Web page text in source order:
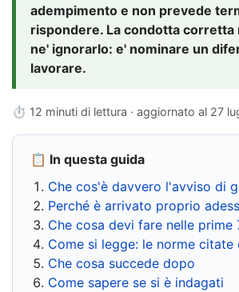
adempimento e non prevede
rispondere. La condotta corretta
ne' ignorarlo: e' nominare un
lavorare.
⏱ 12 minuti di lettura · aggiornato al 27
📋 In questa guida
Che cos'è davvero l'avviso di
Perché è arrivato proprio
Che cosa devi fare nelle prime
Come si legge: le norme citate
Che cosa succede dopo
Come sapere se si è indagati